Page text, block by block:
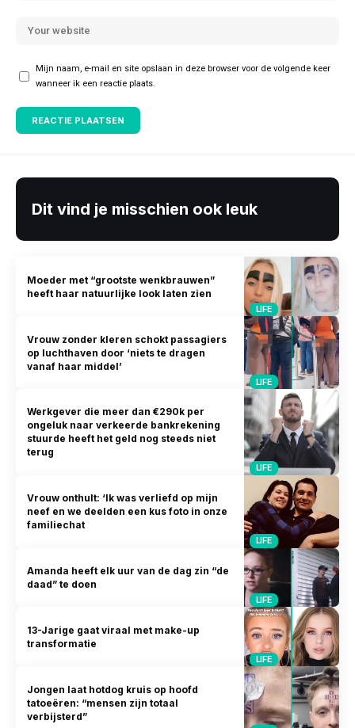
Mijn naam, e-mail en site opslaan in deze browser voor de volgende keer
wanneer ik een reactie plaats.
Dit vind je misschien ook leuk
LIFE
Moeder met “grootste wenkbrauwen”
heeft haar natuurlijke look laten zien
LIFE
Vrouw zonder kleren schokt passagiers
op luchthaven door ‘niets te dragen
vanaf haar middel’
LIFE
Werkgever die meer dan €290k per
ongeluk naar verkeerde bankrekening
stuurde heeft het geld nog steeds niet
terug
LIFE
Vrouw onthult: ‘Ik was verliefd op mijn
neef en we deelden een kus foto in onze
familiechat
LIFE
Amanda heeft elk uur van de dag zin “de
daad” te doen
LIFE
13-Jarige gaat viraal met make-up
transformatie
Jongen laat hotdog kruis op hoofd
tatoeëren: “mensen zijn totaal
verbijsterd”